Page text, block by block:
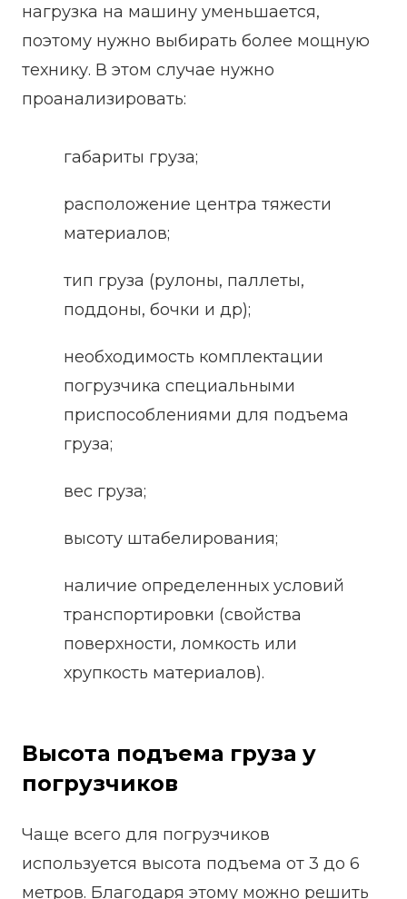
нагрузка на машину уменьшается,
поэтому нужно выбирать более мощную
технику. В этом случае нужно
проанализировать:
габариты груза;
расположение центра тяжести
материалов;
тип груза (рулоны, паллеты,
поддоны, бочки и др);
необходимость комплектации
погрузчика специальными
приспособлениями для подъема
груза;
вес груза;
высоту штабелирования;
наличие определенных условий
транспортировки (свойства
поверхности, ломкость или
хрупкость материалов).
Высота подъема груза у
погрузчиков
Чаще всего для погрузчиков
используется высота подъема от 3 до 6
метров. Благодаря этому можно решить